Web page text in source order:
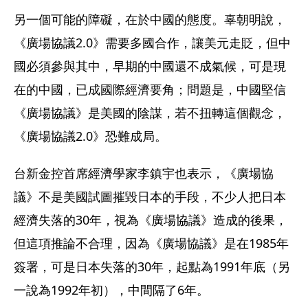
另一個可能的障礙，在於中國的態度。辜朝明說，
《廣場協議2.0》需要多國合作，讓美元走貶，但中
國必須參與其中，早期的中國還不成氣候，可是現
在的中國，已成國際經濟要角；問題是，中國堅信
《廣場協議》是美國的陰謀，若不扭轉這個觀念，
《廣場協議2.0》恐難成局。
台新金控首席經濟學家李鎮宇也表示，《廣場協
議》不是美國試圖摧毀日本的手段，不少人把日本
經濟失落的30年，視為《廣場協議》造成的後果，
但這項推論不合理，因為《廣場協議》是在1985年
簽署，可是日本失落的30年，起點為1991年底（另
一說為1992年初），中間隔了6年。